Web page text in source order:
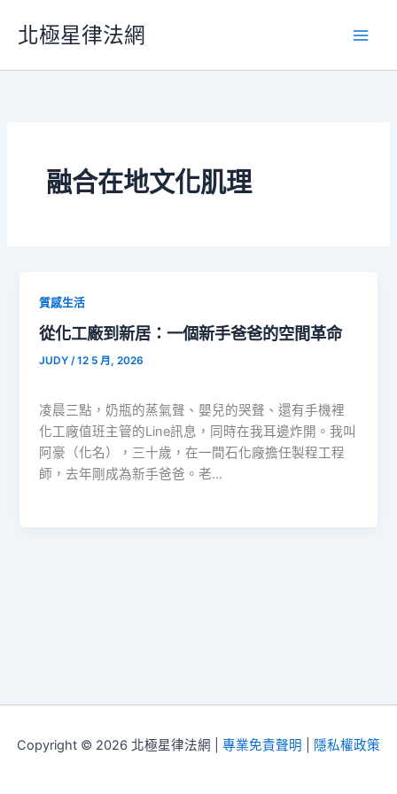
要
北極星律法網
融合在地文化肌理
質感生活
從化工廠到新居：一個新手爸爸的空間革命
JUDY /12 5 月, 2026
凌晨三點，奶瓶的蒸氣聲、嬰兒的哭聲、還有手機裡
化工廠值班主管的Line訊息，同時在我耳邊炸開。我叫
阿豪（化名），三十歲，在一間石化廠擔任製程工程
師，去年剛成為新手爸爸。老…
Copyright © 2026 北極星律法網 | 專業免責聲明 隱私權政策